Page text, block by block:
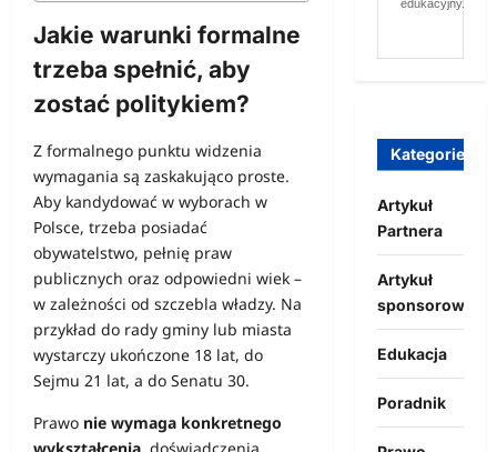
Jakie warunki formalne
trzeba spełnić, aby
zostać politykiem?
Z formalnego punktu widzenia
wymagania są zaskakująco proste.
Aby kandydować w wyborach w
Polsce, trzeba posiadać
obywatelstwo, pełnię praw
publicznych oraz odpowiedni wiek –
w zależności od szczebla władzy. Na
przykład do rady gminy lub miasta
wystarczy ukończone 18 lat, do
Sejmu 21 lat, a do Senatu 30.
Prawo nie wymaga konkretnego
edukacyjny.
Kategorie
Artykuł
Partnera
Artykuł
sponsorowany
Edukacja
Poradnik